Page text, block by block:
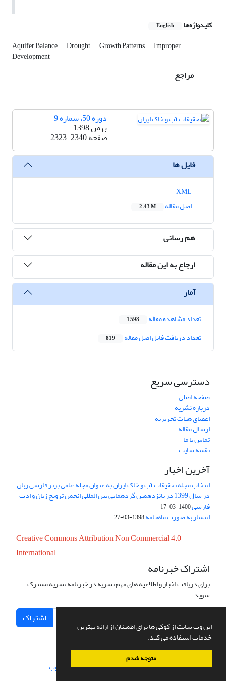
این وب سایت از کوکی ها برای اطمینان از ارائه بهترین
خدمات استفاده می کند.
متوجه شدم
کلیدواژه‌ها English
Aquifer Balance Drought Growth Patterns Improper
Development
مراجع
دوره 50، شماره 9
بهمن 1398
صفحه2323-2340
فایل ها
اصل مقاله
2.43 M
هم رسانی
ارجاع به این مقاله
آمار
تعداد مشاهده مقاله 1,598
تعداد دریافت فایل اصل مقاله 819
دسترسی سریع
صفحه اصلی
درباره نشریه
اعضای هیات تحریریه
ارسال مقاله
تماس با ما
نقشه سایت
آخرین اخبار
انتخاب مجله تحقیقات آب و خاک ایران به عنوان مجله علمی برتر فارسی زبان
در سال 1399 در پانزدهمین گردهمایی بین المللی انجمن ترویج زبان و ادب
فارسی1400-03-17
انتشار به صورت ماهنامه1398-03-27
Creative Commons Attribution Non Commercial 4.0
International
اشتراک خبرنامه
برای دریافت اخبار و اطلاعیه های مهم نشریه در خبرنامه نشریه مشترک
شوید.
اشتراک
سامانه مدیریت نشریات علمی.طراحی و پیاده سازی از سیناوب